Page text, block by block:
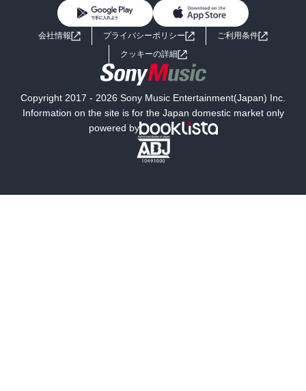
ライトノベル 男子向けラノベ
小説
海外小説
ミステリー SF
文学
よくあるご質問 お問い合わせ
会社情報 プライバシーポリシー
ご利用条件
クッキーの詳細
Copyright 2017 - 2026 Sony Music Entertainment(Japan) Inc.
Information on the site is for the Japan domestic market only
powered by